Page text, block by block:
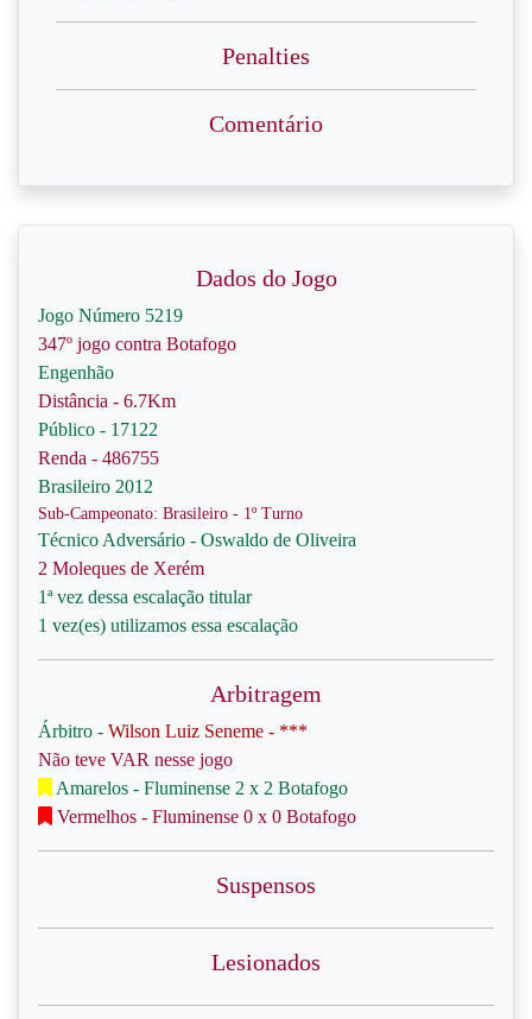
Penalties
Comentário
Dados do Jogo
Jogo Número 5219
347º jogo contra Botafogo
Engenhão
Distância - 6.7Km
Público - 17122
Renda - 486755
Brasileiro 2012
Sub-Campeonato: Brasileiro - 1º Turno
Técnico Adversário - Oswaldo de Oliveira
2 Moleques de Xerém
1ª vez dessa escalação titular
1 vez(es) utilizamos essa escalação
Arbitragem
Árbitro - Wilson Luiz Seneme - ***
Não teve VAR nesse jogo
Amarelos - Fluminense 2 x 2 Botafogo
Vermelhos - Fluminense 0 x 0 Botafogo
Suspensos
Lesionados